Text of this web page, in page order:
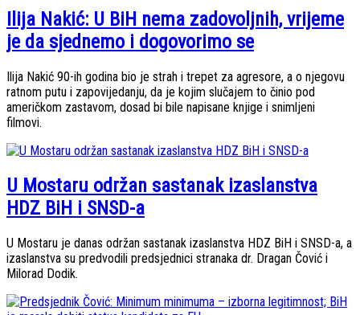
Ilija Nakić: U BiH nema zadovoljnih, vrijeme
je da sjednemo i dogovorimo se
Ilija Nakić 90-ih godina bio je strah i trepet za agresore, a o njegovu
ratnom putu i zapovijedanju, da je kojim slučajem to činio pod
američkom zastavom, dosad bi bile napisane knjige i snimljeni
filmovi.
U Mostaru održan sastanak izaslanstva
HDZ BiH i SNSD-a
U Mostaru je danas održan sastanak izaslanstva HDZ BiH i SNSD-a, a
izaslanstva su predvodili predsjednici stranaka dr. Dragan Čović i
Milorad Dodik.